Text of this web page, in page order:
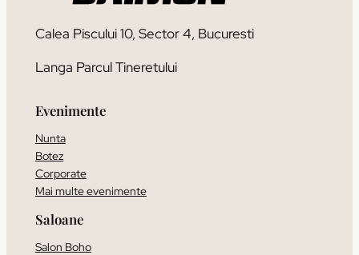
Calea Piscului 10, Sector 4, Bucuresti
Langa Parcul Tineretului
Evenimente
Nunta
Botez
Corporate
Mai multe evenimente
Saloane
Salon Boho